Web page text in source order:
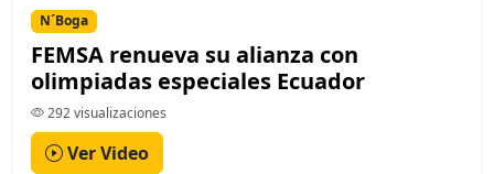
N´Boga
FEMSA renueva su alianza con
olimpiadas especiales Ecuador
292 visualizaciones
Ver Video